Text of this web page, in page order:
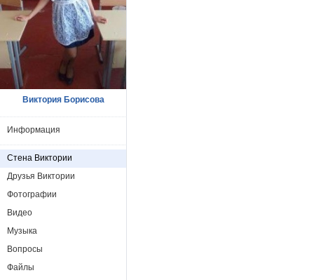
Виктория Борисова
Информация
Стена Виктории
Друзья Виктории
Фотографии
Видео
Музыка
Вопросы
Файлы